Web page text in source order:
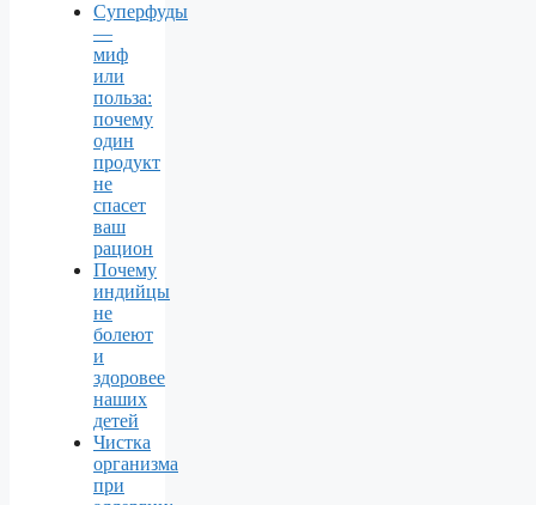
Суперфуды
—
миф
или
польза:
почему
один
продукт
не
спасет
ваш
рацион
Почему
индийцы
не
болеют
и
здоровее
наших
детей
Чистка
организма
при